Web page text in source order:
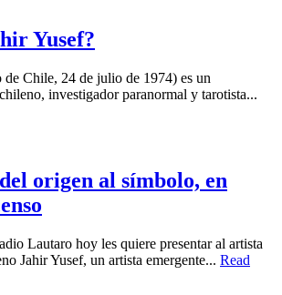
Yusef?
de Chile, 24 de julio de 1974) es un
investigador paranormal y tarotista...
origen al símbolo, en
Lautaro hoy les quiere presentar al artista
Jahir Yusef, un artista emergente... Read